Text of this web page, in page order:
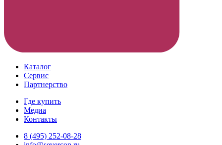
Каталог
Сервис
Партнерство
Где купить
Медиа
Контакты
8 (495) 252-08-28